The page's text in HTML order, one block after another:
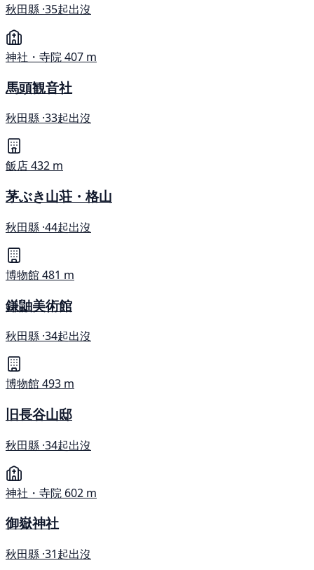
秋田縣 ·35起出沒
神社・寺院407 m
馬頭観音社
秋田縣 ·33起出沒
飯店432 m
茅ぶき山荘・格山
秋田縣 ·44起出沒
博物館481 m
鎌鼬美術館
秋田縣 ·34起出沒
博物館493 m
旧長谷山邸
秋田縣 ·34起出沒
神社・寺院 602 m
御嶽神社
秋田縣 ·31起出沒